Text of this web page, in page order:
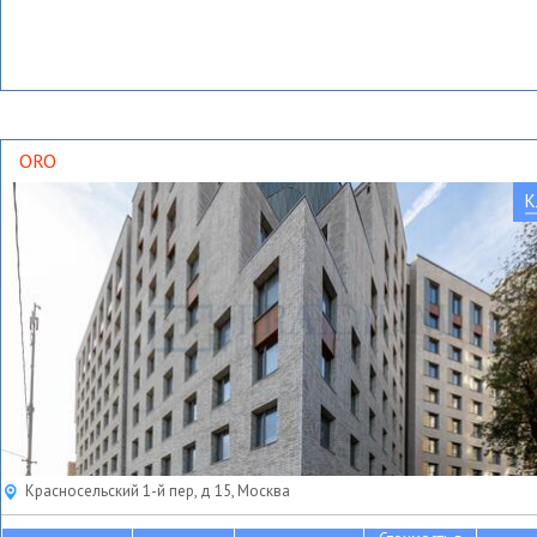
ORO
Красносельский 1-й пер, д 15, Москва